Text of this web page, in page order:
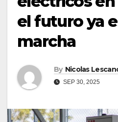
el futuro ya
marcha
By Nicolas
SEP 30, 2025